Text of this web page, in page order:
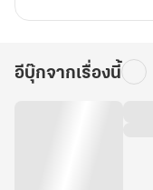
อีบุ๊กจากเรื่องนี้